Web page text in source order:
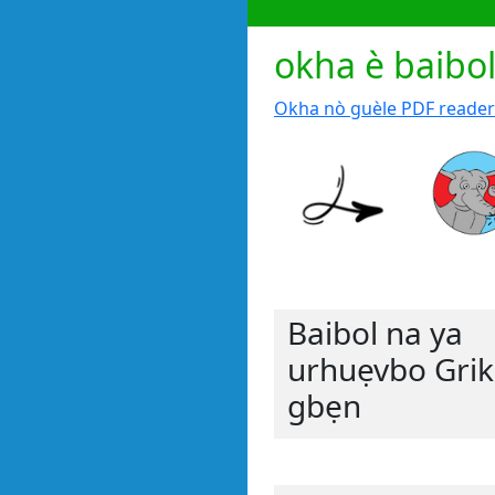
okha è baibol
Okha nò guèle PDF reader
Baibol na ya
urhuẹvbo Grik
gbẹn